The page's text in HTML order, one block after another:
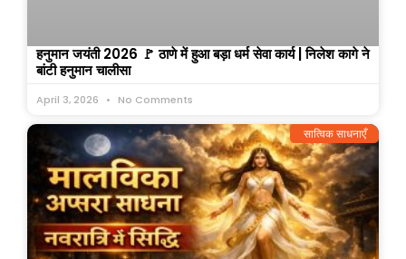
हनुमान जयंती 2026 🚩 ठाणे में हुआ बड़ा धर्म सेवा कार्य | निलेश कागे ने
बांटी हनुमान चालीसा
April 3, 2026 No Comments
सात्विक साधनाएँ